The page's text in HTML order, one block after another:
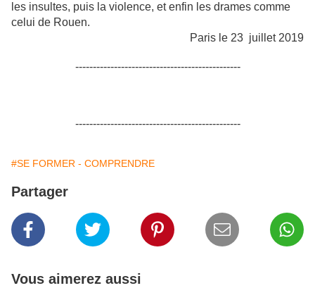
les insultes, puis la violence, et enfin les drames comme
celui de Rouen.
Paris le 23 juillet 2019
-----------------------------------------------
-----------------------------------------------
#SE FORMER - COMPRENDRE
Partager
Vous aimerez aussi